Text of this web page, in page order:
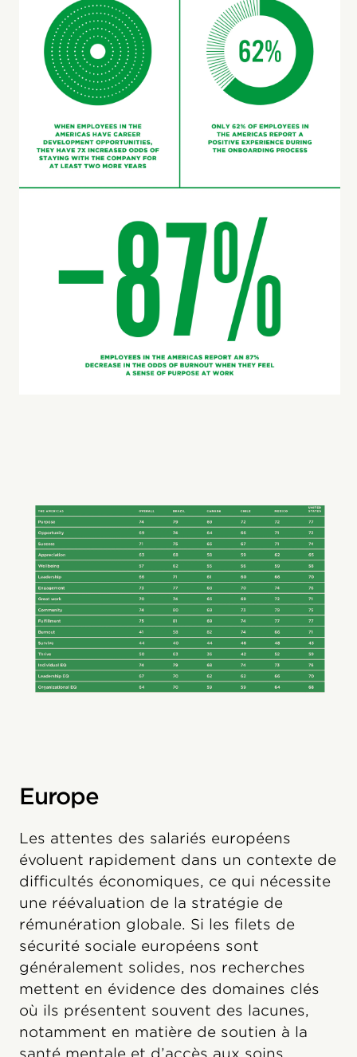
Europe
Les attentes des salariés européens
évoluent rapidement dans un contexte de
difficultés économiques, ce qui nécessite
une réévaluation de la stratégie de
rémunération globale. Si les filets de
sécurité sociale européens sont
généralement solides, nos recherches
mettent en évidence des domaines clés
où ils présentent souvent des lacunes,
notamment en matière de soutien à la
santé mentale et d’accès aux soins